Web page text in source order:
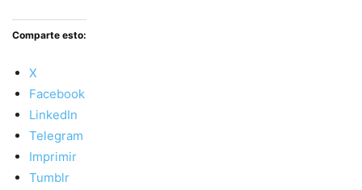
Comparte esto:
X
Facebook
LinkedIn
Telegram
Imprimir
Tumblr